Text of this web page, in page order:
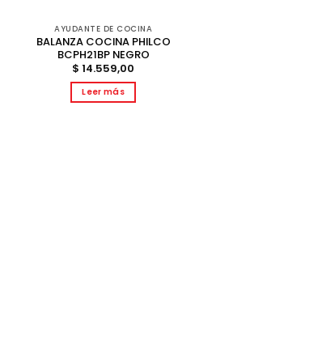
AYUDANTE DE COCINA
BALANZA COCINA PHILCO
BCPH21BP NEGRO
$ 14.559,00
Leer más